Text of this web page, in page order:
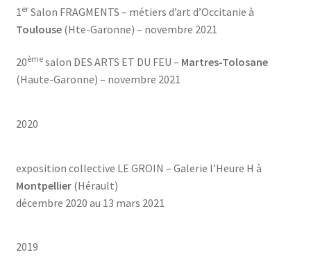
1 erSalon FRAGMENTS – métiers d’art d’Occitanie à
Toulouse(Hte-Garonne) – novembre 2021
20èmesalon DES ARTS ET DU FEU – Martres-Tolosane
(Haute-Garonne) – novembre 2021
2020
exposition collective LE GROIN – Galerie l’Heure H à
Montpellier(Hérault)
décembre 2020 au 13 mars 2021
2019